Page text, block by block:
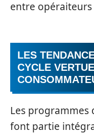
entre opéraiteurs
LES
CYCLE
Les programmes
font partie